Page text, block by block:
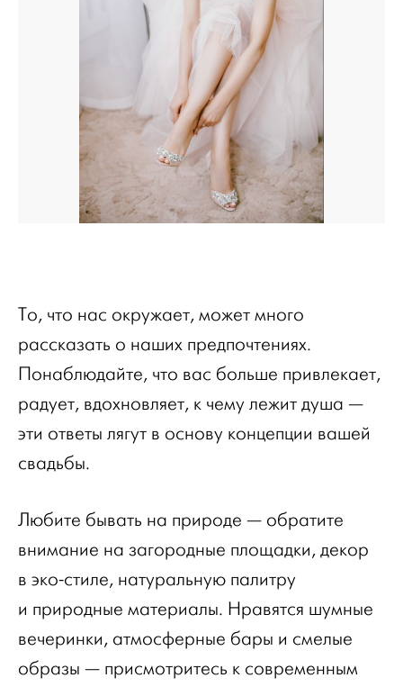
То, что нас окружает, может много
рассказать о наших предпочтениях.
Понаблюдайте, что вас больше привлекает,
радует, вдохновляет, к чему лежит душа —
эти ответы лягут в основу концепции вашей
свадьбы.
Любите бывать на природе — обратите
внимание на загородные площадки, декор
в эко-стиле, натуральную палитру
и природные материалы. Нравятся шумные
вечеринки, атмосферные бары и смелые
образы — присмотритесь к современным